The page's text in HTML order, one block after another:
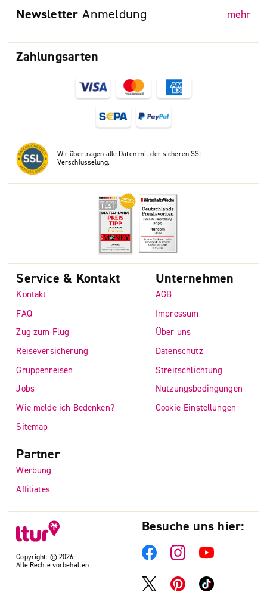
Zahlungsarten
Wir übertragen alle Daten mit der sicheren SSL-
Verschlüsselung.
Newsletter Anmeldung mehr
Copyright: © 2026
Alle Rechte vorbehalten
Service & Kontakt
Kontakt
FAQ
Zug zum Flug
Reiseversicherung
Gruppenreisen
Jobs
Wie melde ich Bedenken?
Sitemap
Unternehmen
AGB
Impressum
Über uns
Datenschutz
Streitschlichtung
Nutzungsbedingungen
Cookie-Einstellungen
Partner
Werbung
Affiliates
Besuche uns hier: